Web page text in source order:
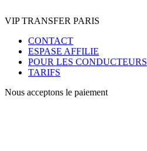
VIP TRANSFER PARIS
CONTACT
ESPASE AFFILIE
POUR LES CONDUCTEURS
TARIFS
Nous acceptons le paiement